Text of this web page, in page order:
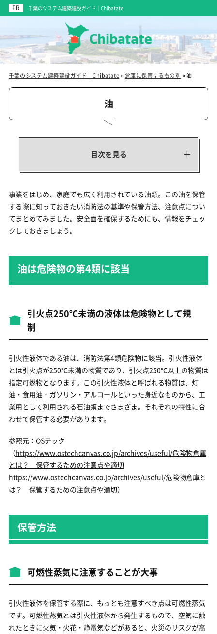
千葉のシステム建築建設ガイド｜Chibatate
千葉のシステム建築建設ガイド｜Chibatate»倉庫に保管するもの別 »油
油
目次を見る
事業をはじめ、家庭でも広く利用されている油類。この油を保管
する際に知っておきたい消防法の基準や保管方法、注意点につい
てまとめてみました。安全面を確保するためにも、情報をチェッ
クしておきましょう。
油は危険物の第4類に該当
引火点250℃未満の液体は危険物として規
制
引火性液体である油は、消防法第4類危険物に該当。引火性液体
とは引火点が250℃未満の物質であり、引火点250℃以上の物質は
指定可燃物となります。この引火性液体と呼ばれる物質は、灯
油・食用油・ガソリン・アルコールといった身近なものから、工
業用として利用される石油類までさまざま。それぞれの特性に合
わせて保管する必要があります。
参照元：OSテック
（https://www.ostechcanvas.co.jp/archives/useful/危険物倉庫
とは？ 保管するための注意点や適切
https://www.ostechcanvas.co.jp/archives/useful/危険物倉庫と
は？ 保管するための注意点や適切）
保管方法
可燃性蒸気に注意することが大事
引火性液体を保管する際に、もっとも注意すべき点は可燃性蒸気
です。可燃性蒸気とは引火性液体から発生するもので、空気に触
れたときに火気・火花・静電気などがあると、火災のリスクが高